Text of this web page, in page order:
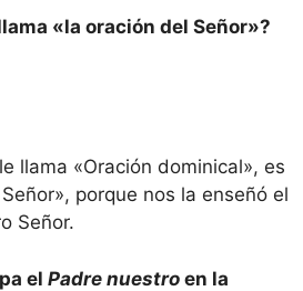
«la oración del Señor»?
llama «Oración dominical», es
porque nos la enseñó el
Señor.
el Padre nuestro en la